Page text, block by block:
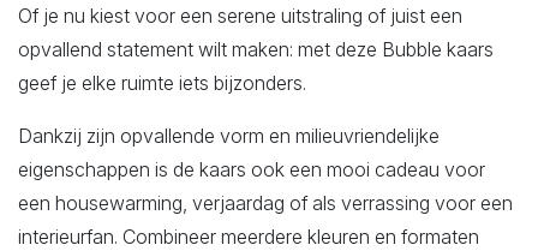
Of je nu kiest voor een serene uitstraling of juist een
opvallend statement wilt maken: met deze Bubble kaars
geef je elke ruimte iets bijzonders.
Dankzij zijn opvallende vorm en milieuvriendelijke
eigenschappen is de kaars ook een mooi cadeau voor
een housewarming, verjaardag of als verrassing voor een
interieurfan. Combineer meerdere kleuren en formaten